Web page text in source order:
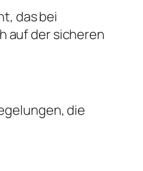
das bei
auf der sicheren
die